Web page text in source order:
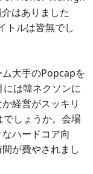
はありました
トルは皆無でし
大手のPopcapを
は韓ネクソンに
経営がスッキリ
でしょうか。会場
ハードコア向
が費やされまし